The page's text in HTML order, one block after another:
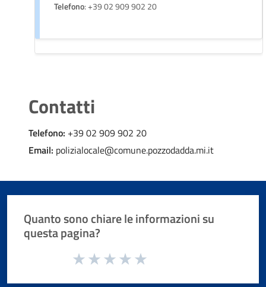
Telefono: +39 02 909 902 20
Contatti
Telefono: +39 02 909 902 20
Email: polizialocale@comune.pozzodadda.mi.it
Quanto sono chiare le informazioni su
questa pagina?
Valuta da 1 a 5 stelle la pagina